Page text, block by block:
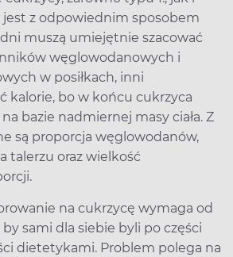
jest z odpowiednim sposobem
muszą umiejętnie szacować
węglowodanowych i
w posiłkach, inni
kalorie, bo w końcu cukrzyca
bazie nadmiernej masy ciała. Z
są proporcja węglowodanów,
talerzu oraz wielkość
na cukrzycę wymaga od
sami dla siebie byli po części
dietetykami. Problem polega na